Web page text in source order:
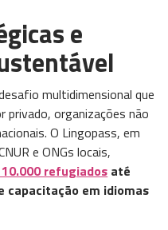
e
multidimensional que
privado, organizações não
O Lingopass, em
e ONGs locais,
refugiados até
capacitação em idiomas